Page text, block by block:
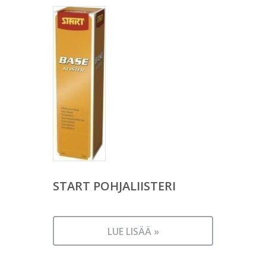
START POHJALIISTERI
LUE LISÄÄ »